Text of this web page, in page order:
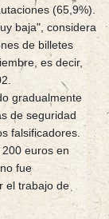
(65,9%).
baja", considera
de billetes
es decir,
gradualmente
de seguridad
falsificadores.
euros en
fue
el trabajo de